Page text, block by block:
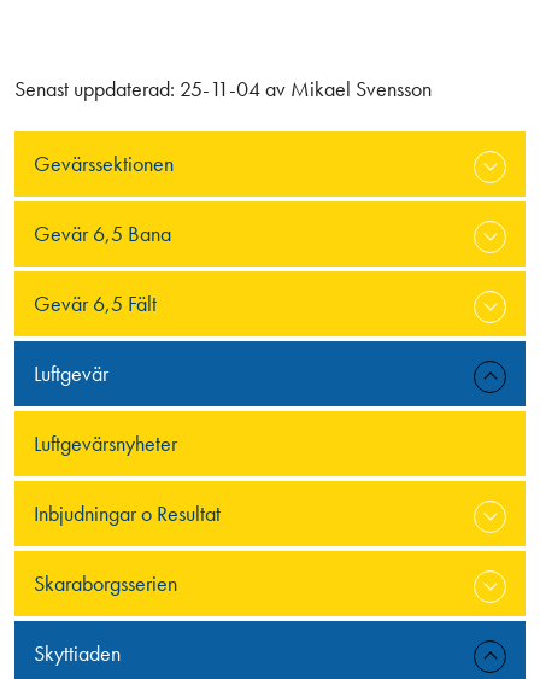
Gevärssektionen
Gevär 6,5 Bana
Gevär 6,5 Fält
Luftgevär
Luftgevärsnyheter
Inbjudningar o Resultat
Skaraborgsserien
Skyttiaden
Senast uppdaterad: 25-11-04av Mikael Svensson